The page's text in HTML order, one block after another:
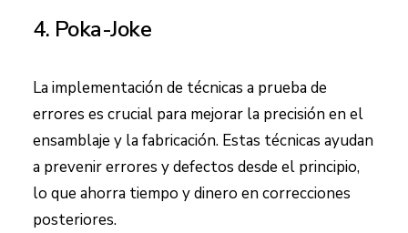
4. Poka-Joke
La implementación de técnicas a prueba de
errores es crucial para mejorar la precisión en el
ensamblaje y la fabricación. Estas técnicas ayudan
a prevenir errores y defectos desde el principio,
lo que ahorra tiempo y dinero en correcciones
posteriores.